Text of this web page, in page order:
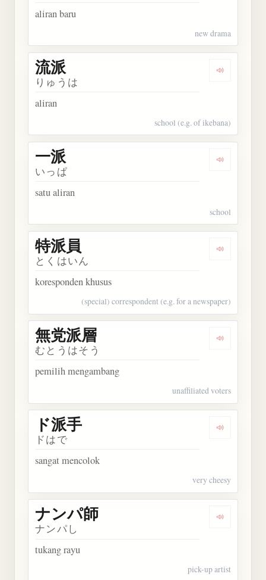
aliran baru
new drama
Dengarkan
流派
りゅうは
aliran
school (e.g. of ikebana)
Dengarkan
一派
いっぱ
satu aliran
school
Dengarkan
特派員
とくはいん
koresponden khusus
(special) correspondent (e.g. for a newspaper)
Dengarkan
無党派層
むとうはそう
pemilih mengambang
unaffiliated voters
Dengarkan
ド派手
ドはで
sangat mencolok
very cheesy
Dengarkan
ナンパ師
ナンパし
tukang rayu
pick-up artist